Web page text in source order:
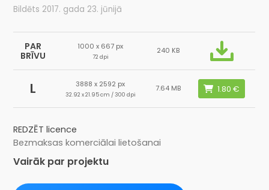
Bildēts 2017. gada 23. jūnijā
PAR
BRĪVU
1000 x 667 px
72 dpi
240 KB
L 3888 x 2592 px
32.92 x 21.95 cm / 300 dpi
7.64 MB
REDZĒT licence
Bezmaksas komerciālai lietošanai
Vairāk par projektu